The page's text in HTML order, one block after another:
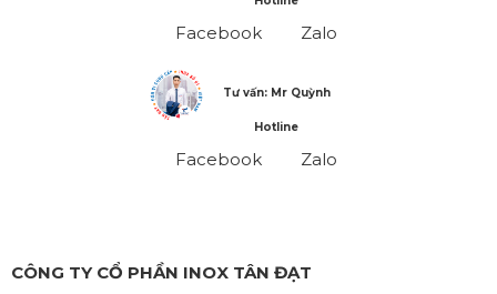
Facebook Zalo
Tư vấn: Mr Quỳnh
Hotline
Facebook Zalo
CÔNG TY CỔ PHẦN INOX TÂN ĐẠT